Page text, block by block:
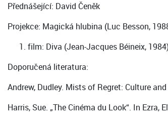
Přednášející: David Čeněk
Projekce: Magická hlubina (Luc Besson,
film: Diva (Jean-Jacques Béineix,
Doporučená literatura:
Andrew, Dudley. Mists of Regret: Culture
Harris, Sue. „The Cinéma du Look“. In